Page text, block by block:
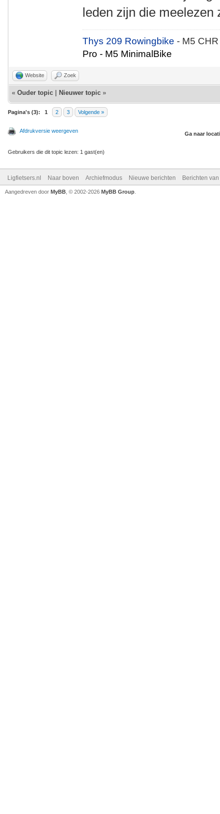
leden zijn die meelezen
Thys 209 Rowingbike- M5
Pro - M5 MinimalBike
Website Zoek
« Ouder topic Nieuwer topic »
Pagina's (3): 1 2 3 Volgende »
Afdrukversie weergeven Ga naar
Gebruikers die dit topic lezen: 1 gast(en)
Ligfietsers.nl Naar boven Archiefmodus Nieuwe berichten Berichten
Aangedreven door MyBB , © 2002-2026 MyBB Group